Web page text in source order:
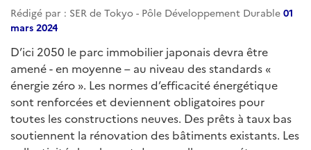
Rédigé par : SER de Tokyo - Pôle Développement Durable 01
mars 2024
D’ici 2050 le parc immobilier japonais devra être
amené - en moyenne – au niveau des standards «
énergie zéro ». Les normes d’efficacité énergétique
sont renforcées et deviennent obligatoires pour
toutes les constructions neuves. Des prêts à taux bas
soutiennent la rénovation des bâtiments existants. Les